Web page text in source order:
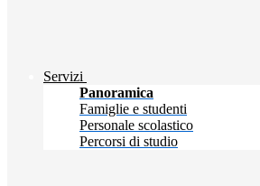
Servizi
Panoramica
Famiglie e studenti
Personale scolastico
Percorsi di studio